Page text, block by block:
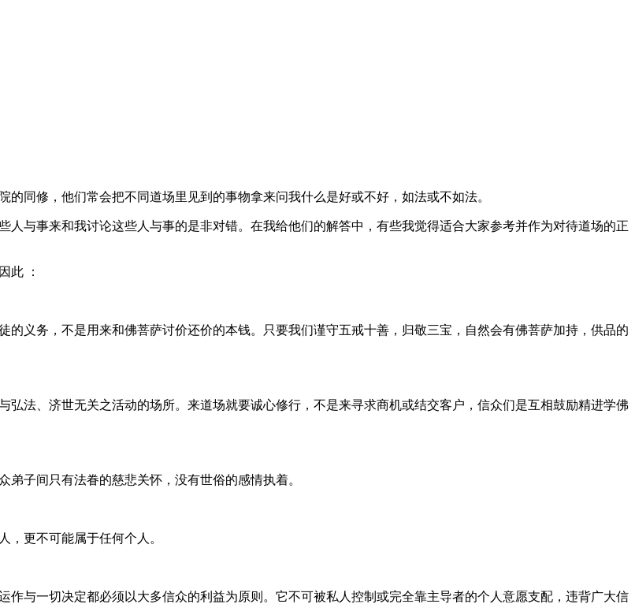
同修，他们常会把不同道场里见到的事物拿来问我什么是好或不好，如法或不如法。
与事来和我讨论这些人与事的是非对错。在我给他们的解答中，有些我觉得适合大家参考并作为对待道场的正
此 ：
义务，不是用来和佛菩萨讨价还价的本钱。只要我们谨守五戒十善，归敬三宝，自然会有佛菩萨加持，供品的
法、济世无关之活动的场所。来道场就要诚心修行，不是来寻求商机或结交客户，信众们是互相鼓励精进学佛
子间只有法眷的慈悲关怀，没有世俗的感情执着。
，更不可能属于任何个人。
与一切决定都必须以大多信众的利益为原则。它不可被私人控制或完全靠主导者的个人意愿支配，违背广大信